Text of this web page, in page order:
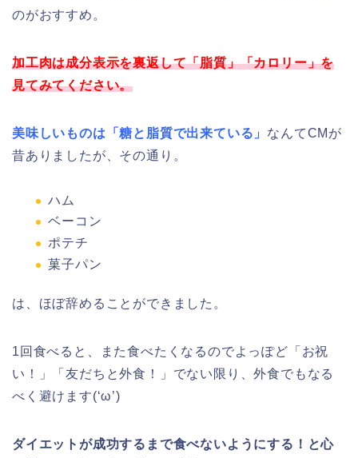
のがおすすめ。
加工肉は成分表示を裏返して「脂質」「カロリー」を
見てみてください。
美味しいものは「糖と脂質で出来ている」 なんてCMが
昔ありましたが、その通り。
ハム
ベーコン
ポテチ
菓子パン
は、ほぼ辞めることができました。
1回食べると、また食べたくなるのでよっぽど「お祝
い！」「友だちと外食！」でない限り、外食でもなる
べく避けます(‘ω’)
ダイエットが成功するまで食べないようにする！と心